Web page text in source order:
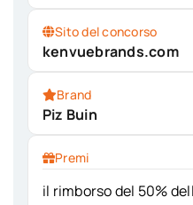
Sito del concorso
kenvuebrands.com
Brand
Piz Buin
Premi
il rimborso del 50%